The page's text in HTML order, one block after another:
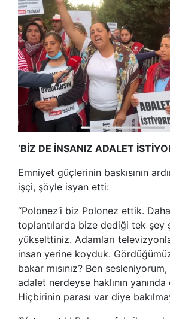
‘BİZ DE İNSANIZ ADALET
Emniyet güçlerinin baskısının
işçi, şöyle isyan etti:
“Polonez’i biz Polonez ettik.
toplantılarda bize dediği tek şey
yükselttiniz. Adamları
insan yerine koyduk.
bakar mısınız? Ben
adalet nerdeyse haklının yanında
Hiçbirinin parası var diye